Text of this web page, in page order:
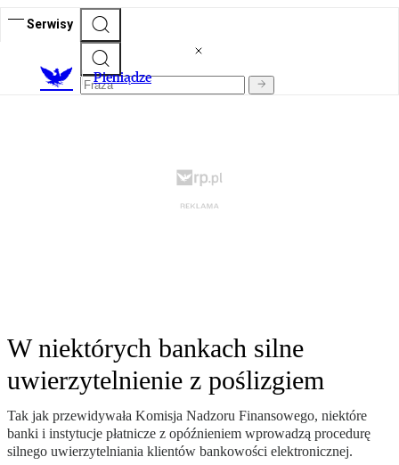
Serwisy
Pieniądze
W niektórych bankach silne
uwierzytelnienie z poślizgiem
Tak jak przewidywała Komisja Nadzoru Finansowego, niektóre
banki i instytucje płatnicze z opóźnieniem wprowadzą procedurę
silnego uwierzytelniania klientów bankowości elektronicznej.